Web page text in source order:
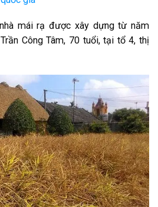
mái rạ được xây dựng từ năm
Công Tâm, 70 tuổi, tại tổ 4, thị